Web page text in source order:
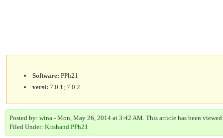
Software: PPh21
versi: 7.0.1; 7.0.2
Posted by: wina - Mon, May 26, 2014 at 3:42 AM. This article has been
Filed Under: Krishand PPh21